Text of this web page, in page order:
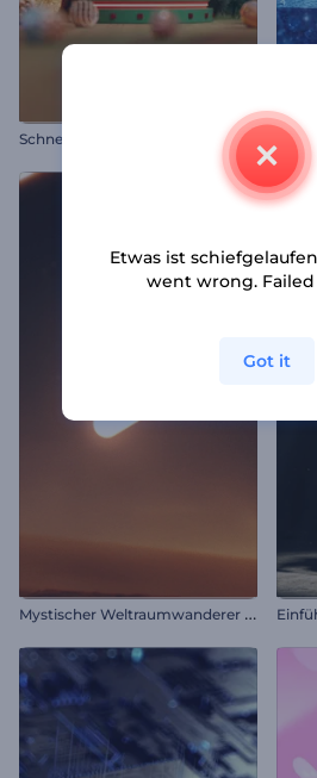
S
chneekugel-Wunder – Einleitung
M
ystischer Weltraumwanderer Intro
Etwas ist
went wrong.
Got it